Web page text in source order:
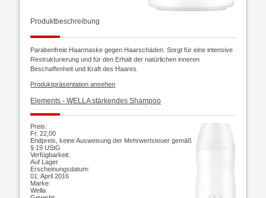
Produktbeschreibung
Parabenfreie Haarmaske gegen Haarschäden. Sorgt für eine intensive
Restrukturierung und für den Erhalt der natürlichen inneren
Beschaffenheit und Kraft des Haares.
Produktpräsentation ansehen
Elements - WELLA stärkendes Shampoo
Preis:
Fr. 22,00
Endpreis, keine Ausweisung der Mehrwertsteuer gemäß
§ 19 UStG
Verfügbarkeit:
Auf Lager
Erscheinungsdatum:
01. April 2016
Marke:
Wella